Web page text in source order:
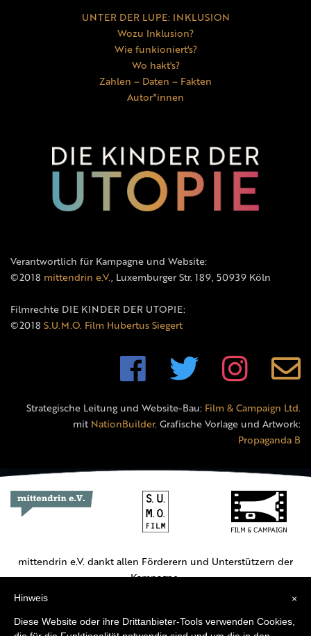
UNTER DER LUPE: INKLUSION
Wozu Inklusion?
Wie funkioniert's?
Wo hakt's?
Zahlen – Daten – Fakten
Autor*innen
Verantwortlich für Kampagne und Website:
©2018 mittendrin e.V., Luxemburger Str. 189, 50939 Köln
Filmrechte DIE KINDER DER UTOPIE:
©2018 S.U.M.O. Film Hubertus Siegert
Strategische Leitung und Website-Bau: Film & Campaign Ltd.
mit NationBuilder. Grafische Vorlage und Artwork:
Propaganda B
mittendrin e.V. dankt allen Förderern und Unterstützern der
Kampagne.
×
Hinweis
Diese Website oder ihre Drittanbieter-Tools verwenden Cookies,